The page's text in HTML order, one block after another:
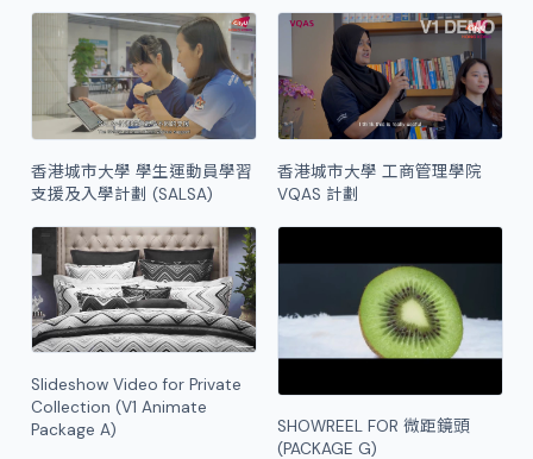
香港城市大學 學生運動員學習
支援及入學計劃 (SALSA)
香港城市大學 工商管理學院
VQAS 計劃
Slideshow Video for Private
Collection (V1 Animate
Package A)
SHOWREEL FOR 微距鏡頭
(PACKAGE G)